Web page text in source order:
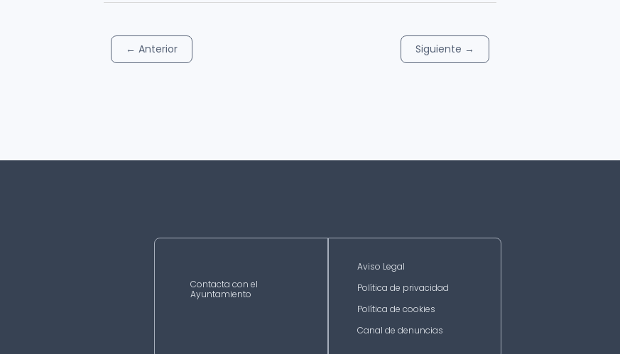
←Anterior Siguiente →
Contacta con el
Ayuntamiento
Aviso Legal
Política de privacidad
Política de cookies
Canal de denuncias